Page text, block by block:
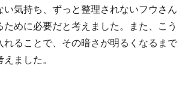
い気持ち、ずっと整理されないフウさん
めに必要だと考えました。また、こう
れることで、その暗さが明るくなるまで
ました。